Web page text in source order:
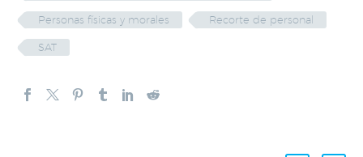
Personas físicas y morales Recorte de personal
SAT